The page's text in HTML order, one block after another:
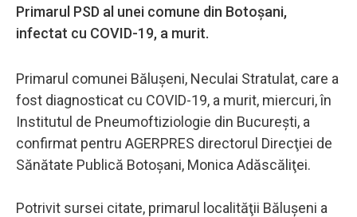
Primarul PSD al unei comune din Botoșani,
infectat cu COVID-19, a murit.
Primarul comunei Băluşeni, Neculai Stratulat, care a
fost diagnosticat cu COVID-19, a murit, miercuri, în
Institutul de Pneumoftiziologie din Bucureşti, a
confirmat pentru AGERPRES directorul Direcţiei de
Sănătate Publică Botoşani, Monica Adăscăliţei.
Potrivit sursei citate, primarul localităţii Băluşeni a